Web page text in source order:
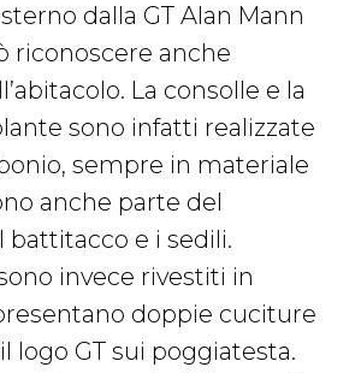
dalla GT Alan Mann
riconoscere anche
La consolle e la
sono infatti realizzate
sempre in materiale
anche parte del
battitacco e i sedili.
invece rivestiti in
doppie cuciture
logo GT sui poggiatesta.